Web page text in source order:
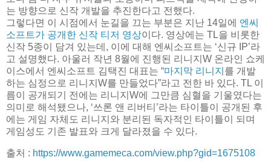
는 방향으로 신작 개발을 추진한다고 전했다.
그렇다면 이 시점에서 눈길을 끄는 부분은 지난 14일에 엔씨
소프트가 공개한 신작 티저 영상이다. 영상에는 TL을 비롯한
신작 5종이 담겨 있는데, 이에 대해 엔씨소프트는 ‘신규 IP’라
고 설명했다. 아울러 작년 8월에 진행된 리니지W 온라인 쇼케
이스에서 엔씨소프트 김택진 대표는 “마지막 리니지 를 개발
하는 심정으로 리니지W를 만들었다”라고 전한 바 있다. TL 이
름이 공개되기 전에는 리니지W에 그만큼 심혈을 기울였다는
의미로 해석됐으나, ‘쓰론 앤 리버티’라는 타이틀이 공개된 후
에는 게임 자체도 리니지와 분리된 독자적인 타이틀이 되며
게임성도 기존 발표와 크게 달라졌을 수 있다.
출처 : https://www.gamemeca.com/view.php?gid=1675108